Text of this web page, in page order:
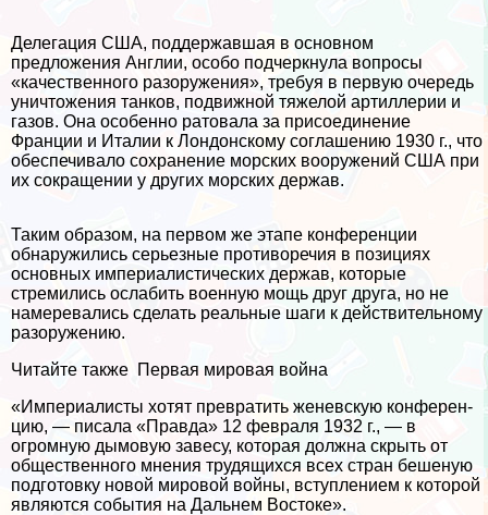
Делегация США, поддержавшая в основном
предложения Англии, особо подчеркнула вопросы
«качественного разоруже­ния», требуя в первую очередь
уничтожения танков, подвижной тяжелой артиллерии и
газов. Она особенно ратовала за при­соединение
Франции и Италии к Лондонскому соглашению 1930 г., что
обеспечивало сохранение морских вооружений США при
их сокращении у других морских держав.
Таким образом, на первом же этапе конференции
обнару­жились серьезные противоречия в позициях
основных импе­риалистических держав, которые
стремились ослабить военную мощь друг друга, но не
намеревались сделать реальные шаги к действительному
разоружению.
Читайте также
Первая мировая война
«Империалисты хотят превратить женевскую конферен­
цию, — писала «Правда» 12 февраля 1932 г., — в
огромную дымовую завесу, которая должна скрыть от
общественного мнения трудящихся всех стран бешеную
подготовку новой мировой войны, вступлением к которой
являются события на Дальнем Востоке».